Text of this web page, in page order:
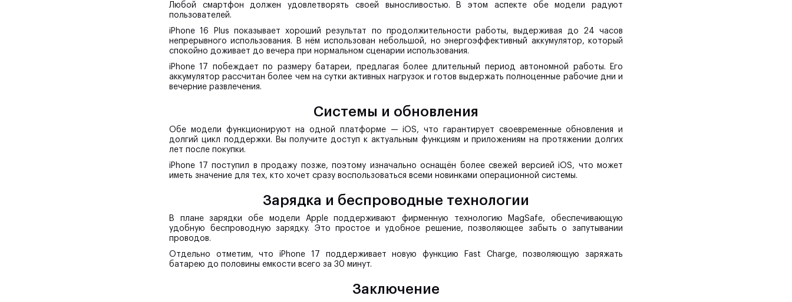
Любой смартфон должен удовлетворять своей выносливостью. В этом аспекте обе модели радуют
пользователей.
iPhone 16 Plus показывает хороший результат по продолжительности работы, выдерживая до 24 часов
непрерывного использования. В нём использован небольшой, но энергоэффективный аккумулятор, который
спокойно доживает до вечера при нормальном сценарии использования.
iPhone 17 побеждает по размеру батареи, предлагая более длительный период автономной работы. Его
аккумулятор рассчитан более чем на сутки активных нагрузок и готов выдержать полноценные рабочие дни и
вечерние развлечения.
Системы и обновления
Обе модели функционируют на одной платформе — iOS, что гарантирует своевременные обновления и
долгий цикл поддержки. Вы получите доступ к актуальным функциям и приложениям на протяжении долгих
лет после покупки.
iPhone 17 поступил в продажу позже, поэтому изначально оснащён более свежей версией iOS, что может
иметь значение для тех, кто хочет сразу воспользоваться всеми новинками операционной системы.
Зарядка и беспроводные технологии
В плане зарядки обе модели Apple поддерживают фирменную технологию MagSafe, обеспечивающую
удобную беспроводную зарядку. Это простое и удобное решение, позволяющее забыть о запутывании
проводов.
Отдельно отметим, что iPhone 17 поддерживает новую функцию Fast Charge, позволяющую заряжать
батарею до половины емкости всего за 30 минут.
Заключение